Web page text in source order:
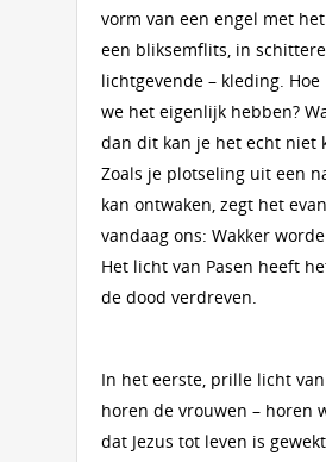
vorm van een engel met
een bliksemflits, in
lichtgevende – kleding.
we het eigenlijk hebben?
dan dit kan je het echt niet
Zoals je plotseling uit een
kan ontwaken, zegt het
vandaag ons: Wakker
Het licht van Pasen heeft
de dood verdreven.
In het eerste, prille licht
horen de vrouwen – horen
dat Jezus tot leven is